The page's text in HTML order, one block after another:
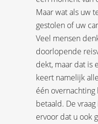
Maar wat als uw
gestolen of uw
Veel mensen
doorlopende
dekt, maar dat is
keert namelijk
één
betaald. De
ervoor dat u ook